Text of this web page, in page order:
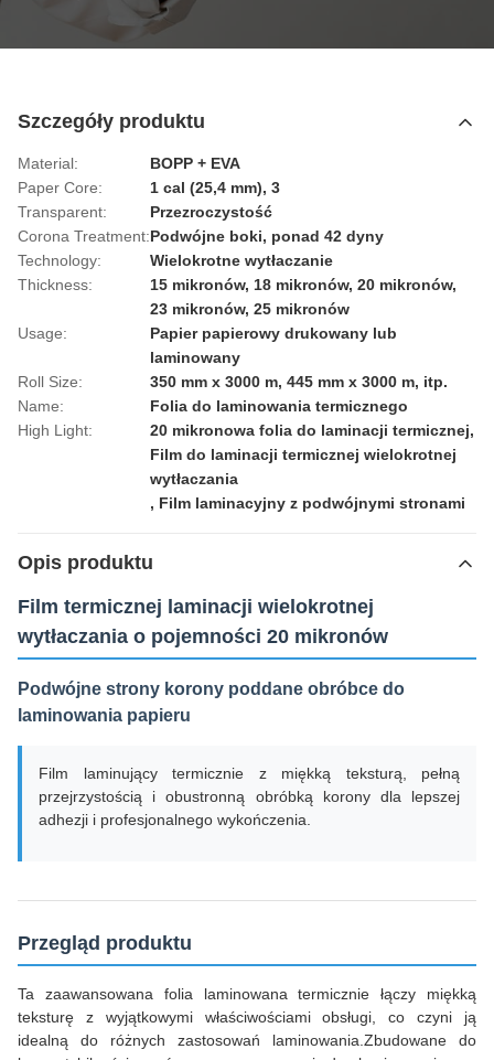
Szczegóły produktu
Material:
BOPP + EVA
Paper Core:
1 cal (25,4 mm), 3
Transparent:
Przezroczystość
Corona Treatment:Podwójne boki, ponad 42 dyny
Technology:
Wielokrotne wytłaczanie
Thickness:
15 mikronów, 18 mikronów, 20 mikronów,
23 mikronów, 25 mikronów
Usage:
Papier papierowy drukowany lub
laminowany
Roll Size:
350 mm x 3000 m, 445 mm x 3000 m, itp.
Name:
Folia do laminowania termicznego
High Light:
20 mikronowa folia do laminacji termicznej,
Film do laminacji termicznej wielokrotnej
wytłaczania
, Film laminacyjny z podwójnymi stronami
Opis produktu
Film termicznej laminacji wielokrotnej
wytłaczania o pojemności 20 mikronów
Podwójne strony korony poddane obróbce do
laminowania papieru
Film laminujący termicznie z miękką teksturą, pełną
przejrzystością i obustronną obróbką korony dla lepszej
adhezji i profesjonalnego wykończenia.
Przegląd produktu
Ta zaawansowana folia laminowana termicznie łączy miękką
teksturę z wyjątkowymi właściwościami obsługi, co czyni ją
idealną do różnych zastosowań laminowania.Zbudowane do